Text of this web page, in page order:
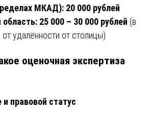
МКАД): 20 000 рублей
25 000 – 30 000 рублей (в
удалённости от столицы)
оценочная экспертиза
правовой статус